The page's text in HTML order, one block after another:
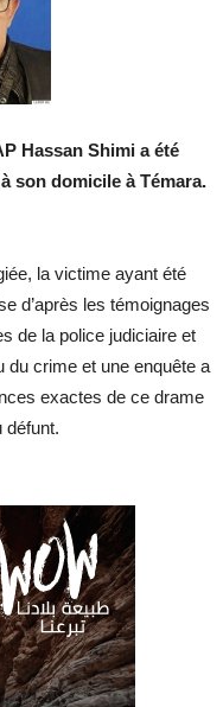
Hassan Shimi a été
son domicile à Témara.
la victime ayant été
d’après les témoignages
de la police judiciaire et
du crime et une enquête a
exactes de ce drame
défunt.